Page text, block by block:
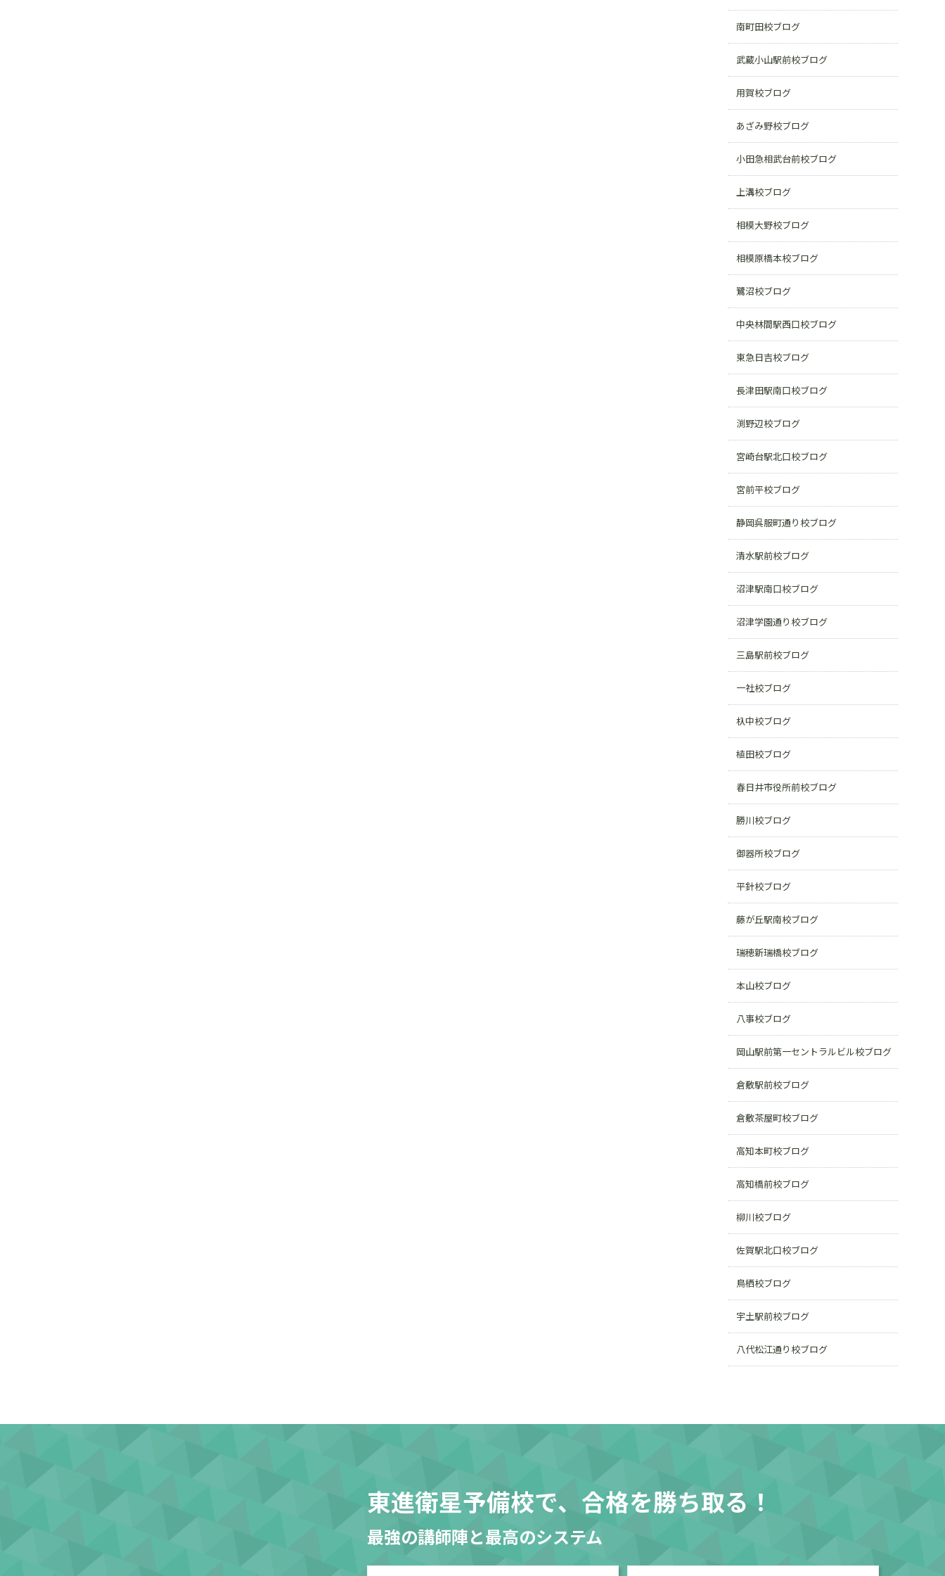
南町田校ブログ
武蔵小山駅前校ブログ
用賀校ブログ
あざみ野校ブログ
小田急相武台前校ブログ
上溝校ブログ
相模大野校ブログ
相模原橋本校ブログ
鷺沼校ブログ
中央林間駅西口校ブログ
東急日吉校ブログ
長津田駅南口校ブログ
渕野辺校ブログ
宮崎台駅北口校ブログ
宮前平校ブログ
静岡呉服町通り校ブログ
清水駅前校ブログ
沼津駅南口校ブログ
沼津学園通り校ブログ
三島駅前校ブログ
一社校ブログ
杁中校ブログ
植田校ブログ
春日井市役所前校ブログ
勝川校ブログ
御器所校ブログ
平針校ブログ
藤が丘駅南校ブログ
瑞穂新瑞橋校ブログ
本山校ブログ
八事校ブログ
岡山駅前第一セントラルビル校ブログ
倉敷駅前校ブログ
倉敷茶屋町校ブログ
高知本町校ブログ
高知橋前校ブログ
柳川校ブログ
佐賀駅北口校ブログ
鳥栖校ブログ
宇土駅前校ブログ
八代松江通り校ブログ
東進衛星予備校で、合格を勝ち取る！
最強の講師陣と最高のシステム